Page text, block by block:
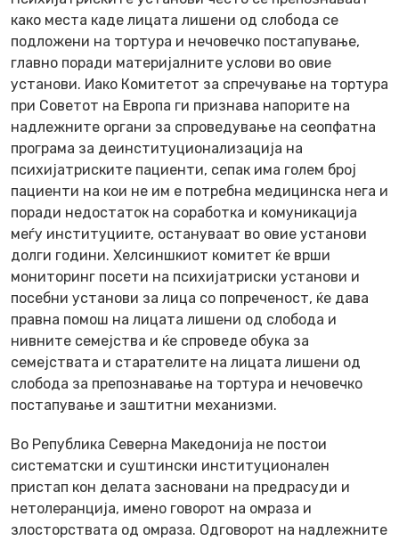
како места каде лицата лишени од слобода се
подложени на тортура и нечовечко постапување,
главно поради материјалните услови во овие
установи. Иако Комитетот за спречување на тортура
при Советот на Европа ги признава напорите на
надлежните органи за спроведување на сеопфатна
програма за деинституционализација на
психијатриските пациенти, сепак има голем број
пациенти на кои не им е потребна медицинска нега и
поради недостаток на соработка и комуникација
меѓу институциите, остануваат во овие установи
долги години. Хелсиншкиот комитет ќе врши
мониторинг посети на психијатриски установи и
посебни установи за лица со попреченост, ќе дава
правна помош на лицата лишени од слобода и
нивните семејства и ќе спроведе обука за
семејствата и старателите на лицата лишени од
слобода за препознавање на тортура и нечовечко
постапување и заштитни механизми.
Во Република Северна Македонија не постои
систематски и суштински институционален
пристап кон делата засновани на предрасуди и
нетолеранција, имено говорот на омраза и
злосторствата од омраза. Одговорот на надлежните